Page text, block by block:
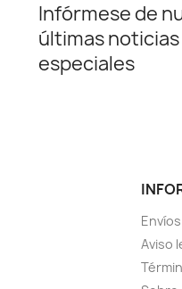
Infórmese de
últimas
especiales
Aviso